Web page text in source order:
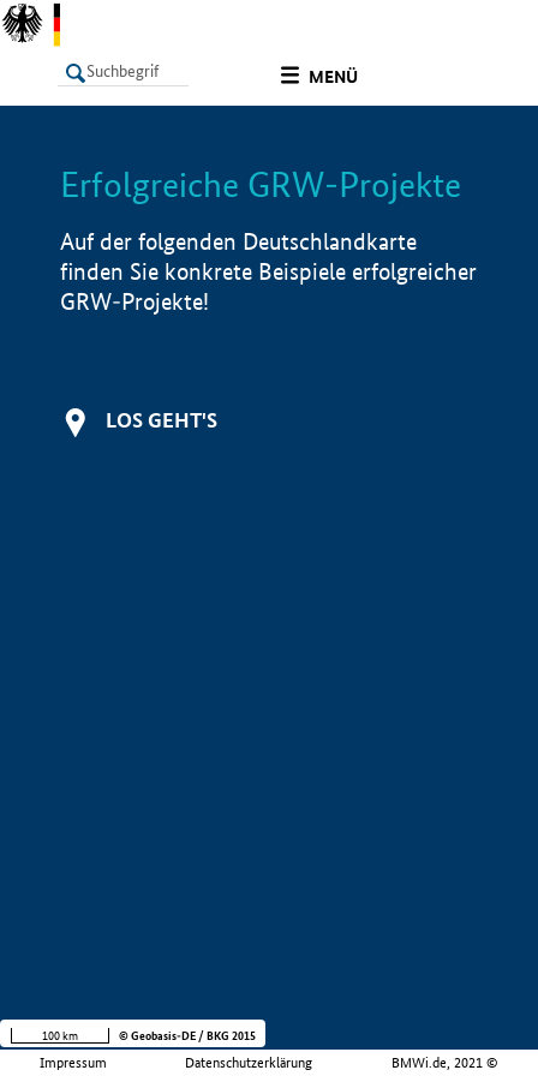
MENÜ
LISTE Info
Erfolgreiche GRW-Projekte
Auf der folgenden Deutschlandkarte
finden Sie konkrete Beispiele erfolgreicher
GRW-Projekte!
LOS GEHT'S
Impressum Datenschutzerklärung BMWi.de, 2021 ©
100 km © Geobasis-DE / BKG 2015